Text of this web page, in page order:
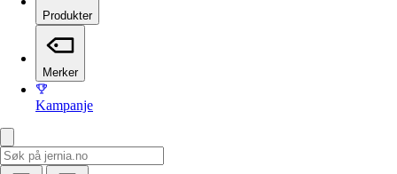
Produkter
Merker
Kampanje